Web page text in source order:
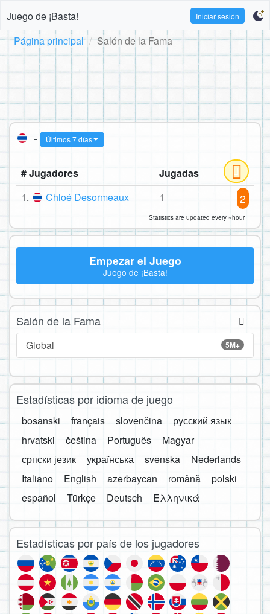
Juego de ¡Basta! Iniciar sesión
Página principal Salón de la Fama
- Últimos 7 días
# Jugadores
Jugadas
1.
Chloé Desormeaux 1 2
Statistics are updated every ~hour
Empezar el Juego
Juego de ¡Basta!
Salón de la Fama
5M+
Global
Estadísticas por idioma de juego
bosanski français slovenčina
русский язык
hrvatski
čeština Português
Magyar
српски језик
українська svenska
Nederlands
Italiano
English azərbaycan română
polski
español
Türkçe Deutsch Ελληνικά
Estadísticas por país de los jugadores